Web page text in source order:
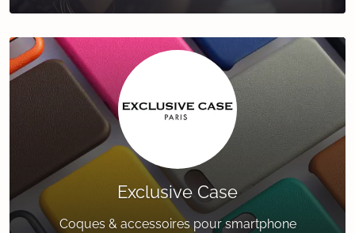
Exclusive Case
Coques & accessoires pour smartphone